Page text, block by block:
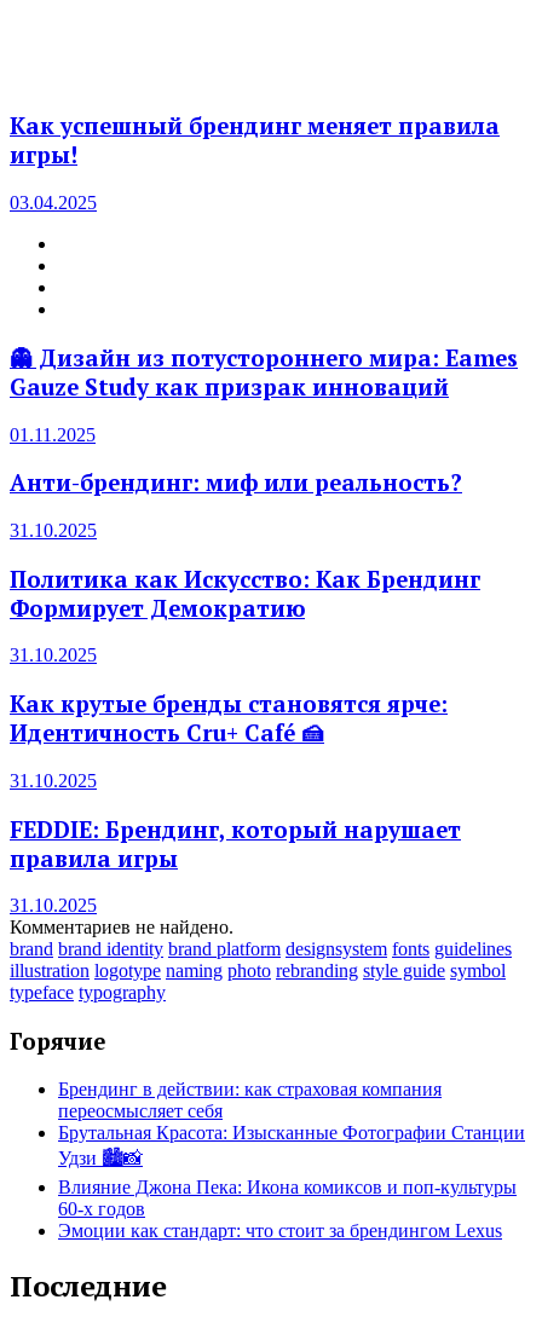
Как успешный брендинг меняет правила
игры!
03.04.2025
👻 Дизайн из потустороннего мира: Eames
Gauze Study как призрак инноваций
01.11.2025
Анти-брендинг: миф или реальность?
31.10.2025
Политика как Искусство: Как Брендинг
Формирует Демократию
31.10.2025
Как крутые бренды становятся ярче:
Идентичность Cru+ Café 🍰
31.10.2025
FEDDIE: Брендинг, который нарушает
правила игры
31.10.2025
Комментариев не найдено.
brand brand identity brand platform designsystem fonts guidelines
illustration logotype naming photo rebranding style guide symbol
typeface typography
Горячие
Брендинг в действии: как страховая компания
переосмысляет себя
Брутальная Красота: Изысканные Фотографии Станции
Удзи 🏙️📸
Влияние Джона Пека: Икона комиксов и поп-культуры
60-х годов
Эмоции как стандарт: что стоит за брендингом Lexus
Последние